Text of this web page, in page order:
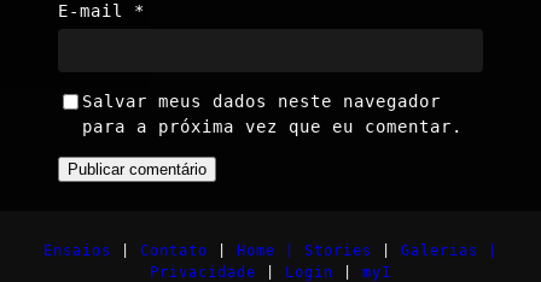
E-mail *
Salvar meus dados neste navegador
para a próxima vez que eu comentar.
Ensaios Contato Home | Stories
Galerias |
Privacidade
Login myI